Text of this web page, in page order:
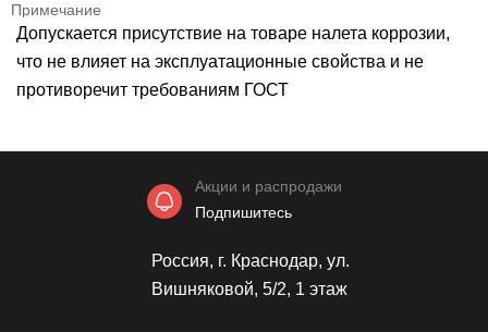
Примечание
Допускается присутствие на товаре налета коррозии,
что не влияет на эксплуатационные свойства и не
противоречит требованиям ГОСТ
Акции и распродажи
Подпишитесь
Россия, г. Краснодар, ул.
Вишняковой, 5/2, 1 этаж